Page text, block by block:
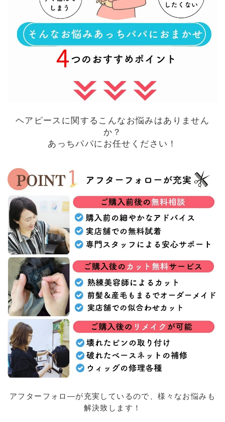
ヘアピースに関するこんなお悩みはありません
か？
あっちパパにお任せください！
アフターフォロ―が充実しているので、様々なお悩みも
解決致します！